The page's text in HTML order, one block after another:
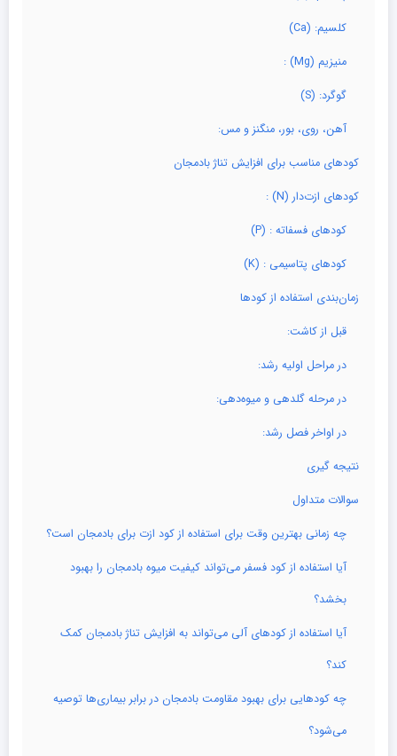
کلسیم: (Ca)
منیزیم (Mg) :
گوگرد: (S)
آهن، روی، بور، منگنز و مس:
کودهای مناسب برای افزایش تناژ بادمجان
کودهای ازت‌دار (N) :
کودهای فسفاته : (P)
کودهای پتاسیمی : (K)
زمان‌بندی استفاده از کودها
قبل از کاشت:
در مراحل اولیه رشد:
در مرحله گلدهی و میوه‌دهی:
در اواخر فصل رشد:
نتیجه‌ گیری
سوالات متداول
چه زمانی بهترین وقت برای استفاده از کود ازت برای بادمجان است؟
آیا استفاده از کود فسفر می‌تواند کیفیت میوه بادمجان را بهبود
بخشد؟
آیا استفاده از کودهای آلی می‌تواند به افزایش تناژ بادمجان کمک
کند؟
چه کودهایی برای بهبود مقاومت بادمجان در برابر بیماری‌ها توصیه
می‌شود؟